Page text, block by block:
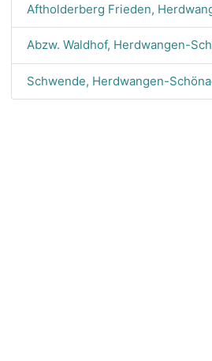
Aftholderberg Frieden,
Abzw. Waldhof, Herdwangen-
Schwende, Herdwangen-